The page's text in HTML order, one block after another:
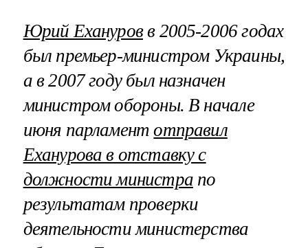
Юрий Ехануровв 2005-2006 годах
был премьер-министром Украины,
а в 2007 году был назначен
министром обороны. В начале
июня парламентотправил
Еханурова в отставку с
должности министрапо
результатам проверки
деятельности министерства